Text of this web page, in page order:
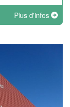
Plus d'infos